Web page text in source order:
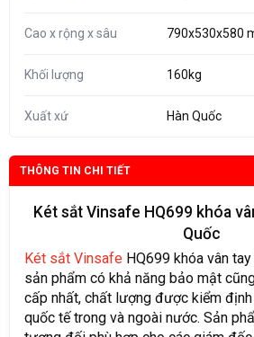
THÔNG TIN CHI TIẾT
Két sắt Vinsafe HQ699 khóa
Quốc
Két sắt Vinsafe HQ699 khóa vân
sản phẩm có khả năng bảo mật
cấp nhất, chất lượng được kiểm
quốc tế trong và ngoài nước. Sản
Cao x rộng x sâu 790x530x580
Khối lượng 160kg
Xuất xứ Hàn Quốc